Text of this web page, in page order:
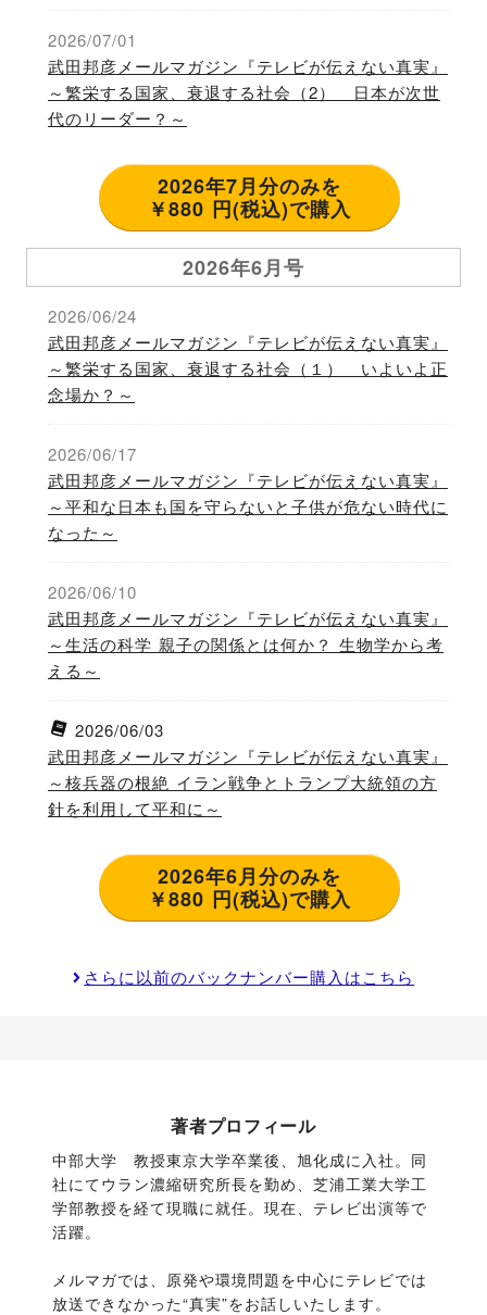
2026/07/01
武田邦彦メールマガジン『テレビが伝えない真実』
～繁栄する国家、衰退する社会（2） 日本が次世
代のリーダー？～
2026年7月分のみを
￥880 円(税込)で購入
2026年6月号
2026/06/24
武田邦彦メールマガジン『テレビが伝えない真実』
～繁栄する国家、衰退する社会（１） いよいよ正
念場か？～
2026/06/17
武田邦彦メールマガジン『テレビが伝えない真実』
～平和な日本も国を守らないと子供が危ない時代に
なった～
2026/06/10
武田邦彦メールマガジン『テレビが伝えない真実』
～生活の科学 親子の関係とは何か？ 生物学から考
える～
2026/06/03
武田邦彦メールマガジン『テレビが伝えない真実』
～核兵器の根絶 イラン戦争とトランプ大統領の方
針を利用して平和に～
2026年6月分のみを
￥880 円(税込)で購入
さらに以前のバックナンバー購入はこちら
著者プロフィール
中部大学　教授東京大学卒業後、旭化成に入社。同
社にてウラン濃縮研究所長を勤め、芝浦工業大学工
学部教授を経て現職に就任。現在、テレビ出演等で
活躍。
メルマガでは、原発や環境問題を中心にテレビでは
放送できなかった“真実”をお話しいたします。